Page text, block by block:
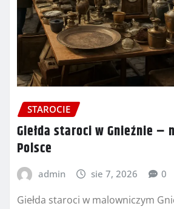
STAROCIE
Giełda staroci w Gnieźnie –
Polsce
admin sie 7, 2026 0
Giełda staroci w malowniczym